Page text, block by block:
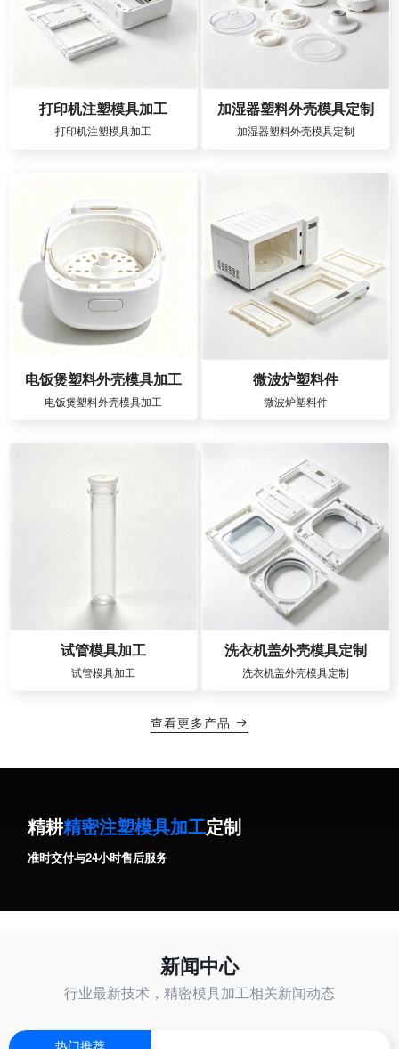
打印机注塑模具加工
打印机注塑模具加工
加湿器塑料外壳模具定制
加湿器塑料外壳模具定制
电饭煲塑料外壳模具加工
电饭煲塑料外壳模具加工
微波炉塑料件
微波炉塑料件
试管模具加工
试管模具加工
洗衣机盖外壳模具定制
洗衣机盖外壳模具定制
查看更多产品 
精耕精密注塑模具加工定制
准时交付与24小时售后服务
新闻中心
行业最新技术，精密模具加工相关新闻动态
热门推荐